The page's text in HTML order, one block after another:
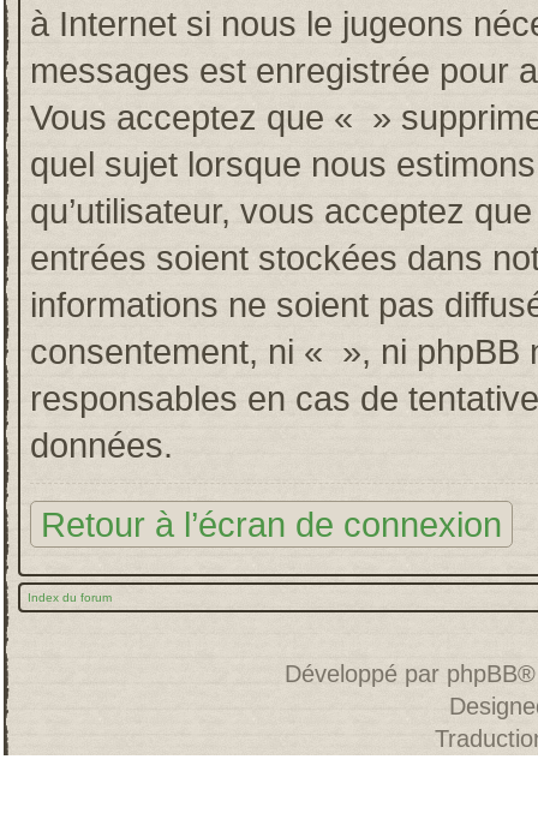
à Internet si nous le jugeons
messages est enregistrée pour
Vous acceptez que « »
quel sujet lorsque nous
qu’utilisateur, vous acceptez
entrées soient stockées dans
informations ne soient pas
consentement, ni « », ni phpBB
responsables en cas de
données.
Retour à l’écran de connexion
Index du forum
Développé par phpBB®